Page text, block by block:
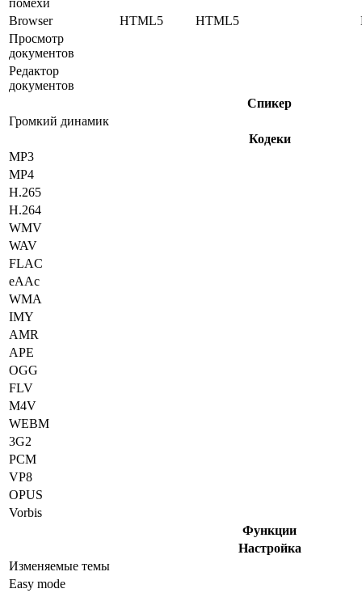
помехи
Browser
HTML5 HTML5
Просмотр
документов
Редактор
документов
Спикер
Громкий динамик
Кодеки
MP3
MP4
H.265
H.264
WMV
WAV
FLAC
eAAc
WMA
IMY
AMR
APE
OGG
FLV
M4V
WEBM
3G2
PCM
VP8
OPUS
Vorbis
Функции
Настройка
Изменяемые темы
Easy mode